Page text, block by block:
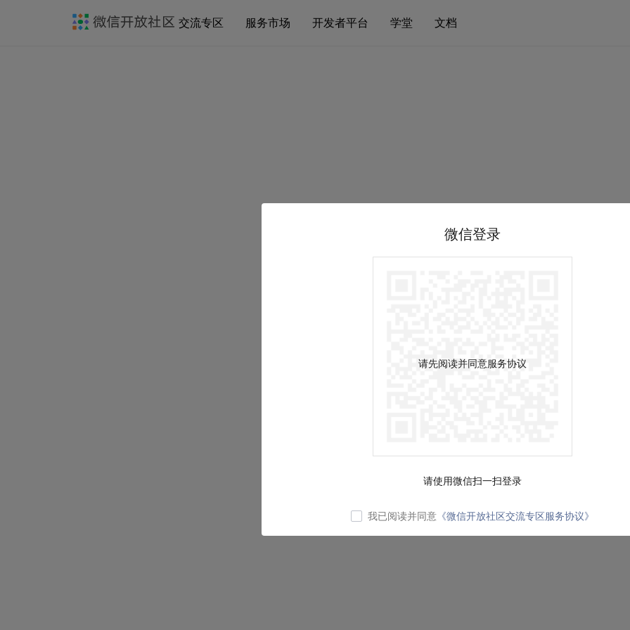
交流专区 服务市场 开发者平台 学堂 文档
微信登录
请先阅读并同意服务协议
请使用微信扫一扫登录
我已阅读并同意 《微信开放社区交流专区服务协议》